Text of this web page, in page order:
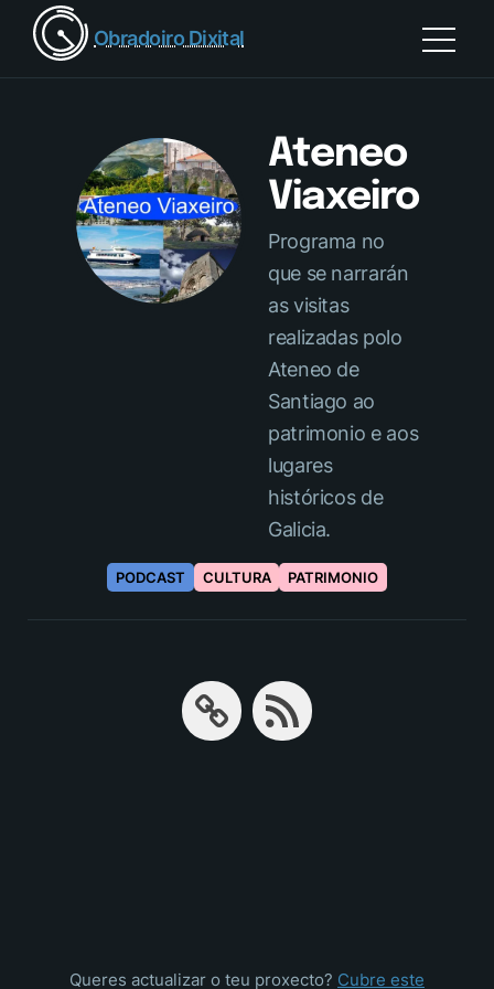
Obradoiro Dixital
Ateneo
Viaxeiro
Programa no
que se narrarán
as visitas
realizadas polo
Ateneo de
Santiago ao
patrimonio e aos
lugares
históricos de
Galicia.
PODCAST CULTURA PATRIMONIO
Queres actualizar o teu proxecto? Cubre este